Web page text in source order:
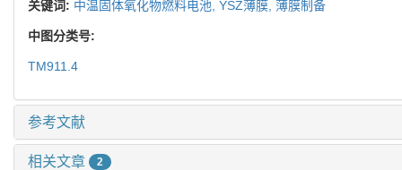
关键词: 中温固体氧化物燃料电池, YSZ薄膜, 薄膜制备
中图分类号:
TM911.4
参考文献
相关文章 2